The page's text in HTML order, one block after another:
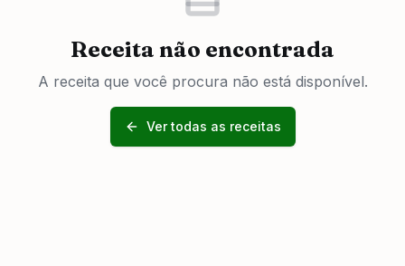
Receita não encontrada
A receita que você procura não está disponível.
Ver todas as receitas